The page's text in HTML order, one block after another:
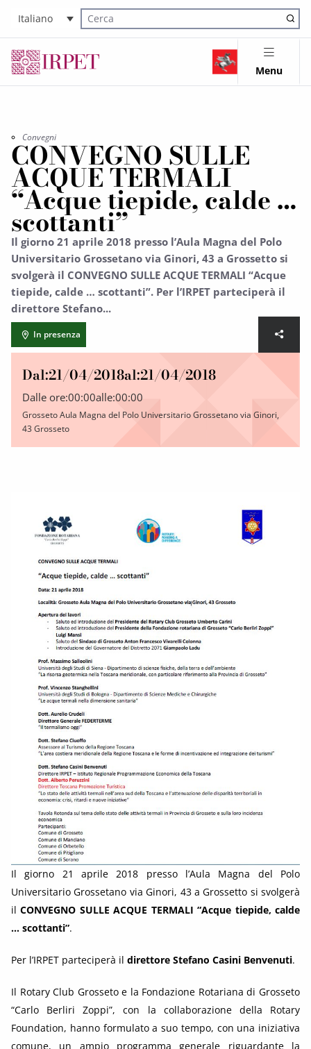
Italiano
Cerca nel sito
Menu
Convegni
CONVEGNO SULLE
ACQUE TERMALI
“Acque tiepide, calde …
scottanti”
Il giorno 21 aprile 2018 presso l’Aula Magna del Polo
Universitario Grossetano via Ginori, 43 a Grossetto si
svolgerà il CONVEGNO SULLE ACQUE TERMALI “Acque
tiepide, calde … scottanti”. Per l’IRPET parteciperà il
direttore Stefano...
In presenza
Dal:21/04/2018al:21/04/2018
Dalle ore:00:00alle:00:00
Grosseto Aula Magna del Polo Universitario Grossetano via Ginori,
43 Grosseto
Il giorno 21 aprile 2018 presso l’Aula Magna del Polo
Universitario Grossetano via Ginori, 43 a Grossetto si svolgerà
ilCONVEGNO SULLE ACQUE TERMALI“Acque tiepide, calde
… scottanti”.
Per l’IRPET parteciperà il direttore Stefano Casini Benvenuti.
Il Rotary Club Grosseto e la Fondazione Rotariana di Grosseto
“Carlo Berliri Zoppi”, con la collaborazione della Rotary
Foundation, hanno formulato a suo tempo, con una iniziativa
comune, un ampio programma generale riguardante la